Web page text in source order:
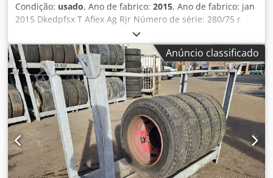
Condição: usado, Ano de fabrico: 2015, Ano de fabrico: jan
2015 Dkedpfsx T Afiex Ag Rjr Número de série: 280/75 r
22.5 Bonito trator terminal com pneus heavy duty
montados na jante.
Anúncio classificado